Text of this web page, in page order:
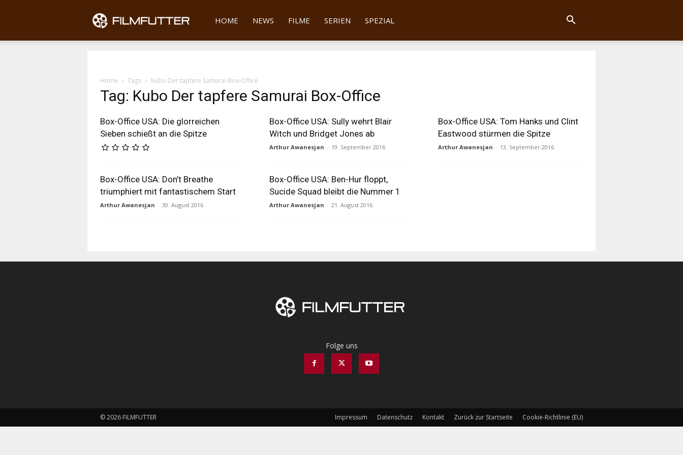
Filmfutter
HOME NEWS FILME SERIEN SPEZIAL
Home Tags Kubo Der tapfere Samurai Box-Office
Tag: Kubo Der tapfere Samurai Box-Office
Box-Office USA: Die glorreichen
Sieben schießt an die Spitze
Box-Office USA: Sully wehrt Blair
Witch und Bridget Jones ab
Arthur Awanesjan - 19. September 2016
Box-Office USA: Tom Hanks und Clint
Eastwood stürmen die Spitze
Arthur Awanesjan - 13. September 2016
Box-Office USA: Don’t Breathe
triumphiert mit fantastischem Start
Arthur Awanesjan - 30. August 2016
Box-Office USA: Ben-Hur floppt,
Sucide Squad bleibt die Nummer 1
Arthur Awanesjan - 21. August 2016
Folge uns
Impressum Datenschutz Kontakt Zurück zur Startseite Cookie-Richtlinie (EU)
© 2026 FILMFUTTER